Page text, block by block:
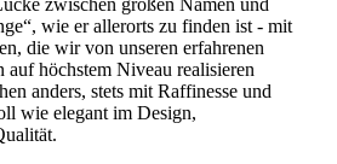
zwischen großen Namen und
wie er allerorts zu finden ist - mit
die wir von unseren erfahrenen
auf höchstem Niveau realisieren
anders, stets mit Raffinesse und
wie elegant im Design,